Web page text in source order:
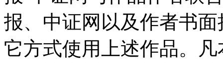
报、中证网以及作者书
它方式使用上述作品。